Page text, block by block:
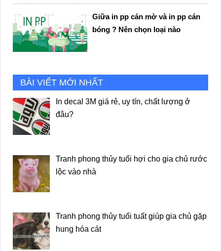
Giữa in pp cán mờ và in pp cán
bóng ? Nên chọn loại nào
BÀI VIẾT MỚI NHẤT
In decal 3M giá rẻ, uy tín, chất lượng ở
đâu?
Tranh phong thủy tuổi hợi cho gia chủ rước
lộc vào nhà
Tranh phong thủy tuổi tuất giúp gia chủ gặp
hung hóa cát